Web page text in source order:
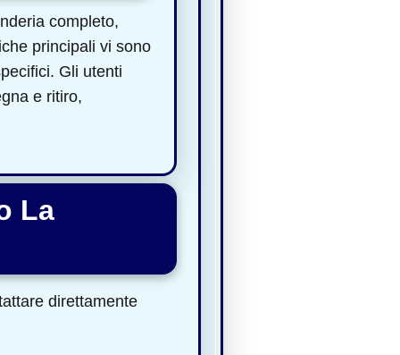
completo,
principali vi sono
Gli utenti
e ritiro,
La
direttamente